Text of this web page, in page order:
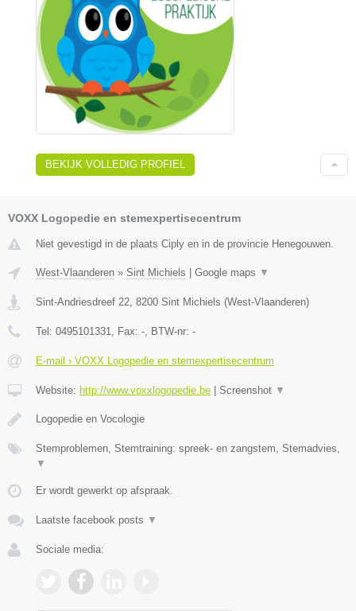
BEKIJK VOLLEDIG PROFIEL
VOXX Logopedie en stemexpertisecentrum
Niet gevestigd in de plaats Ciply en in de provincie Henegouwen.
West-Vlaanderen » Sint Michiels Google maps ▼
Sint-Andriesdreef 22, 8200 Sint Michiels (West-Vlaanderen)
Tel: 0495101331, Fax: -, BTW-nr: -
E-mail › VOXX Logopedie en stemexpertisecentrum
Website: http://www.voxxlogopedie.be Screenshot ▼
Logopedie en Vocologie
Stemproblemen, Stemtraining: spreek- en zangstem, Stemadvies,
▼
Er wordt gewerkt op afspraak.
Laatste facebook posts ▼
Sociale media: